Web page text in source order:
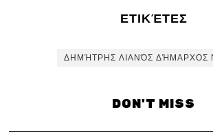
ΕΤΙΚΈΤΕΣ
ΔΗΜΉΤΡΗΣ ΛΙΑΝΌΣ ΔΉΜΑΡΧΟΣ
DON'T MISS